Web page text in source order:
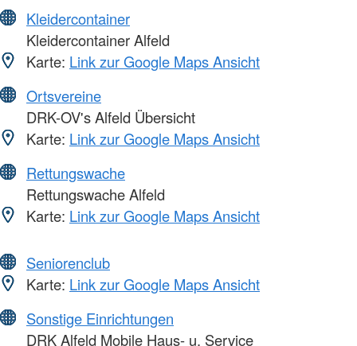
Kleidercontainer
Kleidercontainer Alfeld
Karte: Link zur Google Maps Ansicht
Ortsvereine
DRK-OV's Alfeld Übersicht
Karte: Link zur Google Maps Ansicht
Rettungswache
Rettungswache Alfeld
Karte: Link zur Google Maps Ansicht
Seniorenclub
Karte: Link zur Google Maps Ansicht
Sonstige Einrichtungen
DRK Alfeld Mobile Haus- u. Service